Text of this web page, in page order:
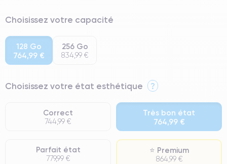
Choisissez votre capacité
128 Go
764,99 €
256 Go
834,99 €
Choisissez votre état esthétique ?
Correct
744,99 €
Très bon état
764,99 €
Parfait état
779,99 €
⭐ Premium
864,99 €